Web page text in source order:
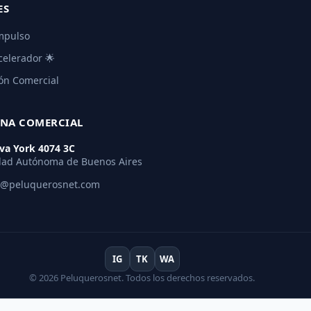
🌟
Comercial
COMERCIAL
York 4074 3C
Autónoma de Buenos Aires
© 2026 Peluquerosnet. Todos los derechos reservados.
IG TK WA